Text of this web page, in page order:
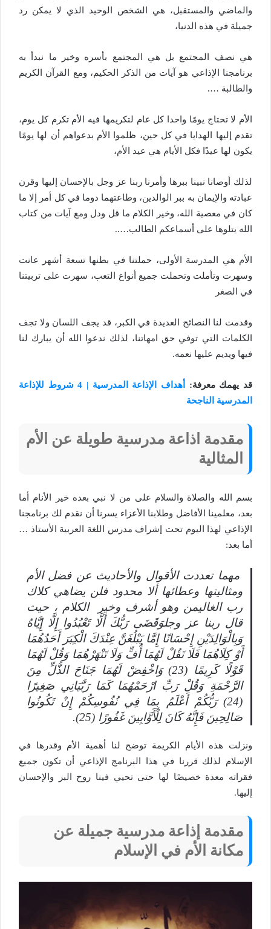
والماضي والمستقبل، هي الشخص الوحيد الذي لا يمكن رد
جميلة في هذه الدنيا،
هي نصف المجتمع بل هي المجتمع بأسره وخير ما نبدأ به
برنامجنا الإذاعي هو آيات من الذكر الحكيم، ومع القرآن الكريم
والطالبة ….
الأم لا تحتاج يومًا واحدا كل عام لتكريمها فيه الأم تكرم كل يوم،
تقدم إليها الهدايا في كل حين، ظلموا الأم بدعواهم أن لها يومًا
يكون لها عيدًا فكل الأيام هي عيد الأم،
لذلك أوصانا نبينا ببرها وأمرنا ربنا عز وجل بالإحسان إليها وقرن
عبادته والإيمان به ببر الوالدين، وطاعتهما دوما في كل أمر إلا ما
كان في معصية الله، وخير الكلام ما قل ودل ومع آيات من كتاب
الله يتلوها على أسماعكم الطالب…..
الأم هي المدرسة الأولى، حملتنا في بطنها تسعة أشهر عانت
وسهرت وتأملت وتحملت جميع أنواع التعب، سهرت على تربيتنا
في الصغر
وقدمت لنا النصائح العديدة في الكبر، قد يجف اللسان ولا تجف
الكلمات التي توفي حق امهاتنا، لذلك ندعوا الله أن يبارك لنا
فيها ويديم عليها نعمه.
قد يهمك معرفة:
أهداف الإذاعة المدرسية | 4 شروط للإذاعة
المدرسية الناجحة
مقدمة اذاعة مدرسية طويلة عن الأم
المثالية
بسم الله والصلاة والسلام على من لا نبي بعده خير الأنام أما
بعد، معلمينا الأفاضل وطلابنا الأعزاء يسرنا أن نقدم لك برنامجنا
الإذاعي لهذا اليوم تحت إشراف مدرس اللغة العربية الأستاذ …
أما بعد:
مهما تعددت الأقوال والأحاديث عن فضل الأم
ومثاليتها وعطائها ألا محدود فلن يضاهي كلاك
رب الغاليمن وهو أشرف وخير الكلام ، حيث
قال ربنا عز وجلوَقَضَى رَبُّكَ أَلَّا تَعْبُدُوا إِلَّا إِيَّاهُ
وَبِالْوَالِدَيْنِ إِحْسَانًا إِمَّا يَبْلُغَنَّ عِنْدَكَ الْكِبَرَ أَحَدُهُمَا
أَوْ كِلَاهُمَا فَلَا تَقُلْ لَهُمَا أُفٍّ وَلَا تَنْهَرْهُمَا وَقُلْ لَهُمَا
قَوْلًا كَرِيمًا (23) وَاخْفِضْ لَهُمَا جَنَاحَ الذُّلِّ مِنَ
الرَّحْمَةِ وَقُلْ رَبِّ ارْحَمْهُمَا كَمَا رَبَّيَانِي صَغِيرًا
(24) رَبُّكُمْ أَعْلَمُ بِمَا فِي نُفُوسِكُمْ إِنْ تَكُونُوا
صَالِحِينَ فَإِنَّهُ كَانَ لِلْأَوَّابِينَ غَفُورًا (25).
ونزلت هذه الأيام الكريمة توضح لنا أهمية الأم وقدرها في
الإسلام لذلك قررنا في هذا البرنامج الإذاعي أن تكون جميع
فقراته معدة خصيصًا لها حتى تحيي فينا روح البر والإحسان
إليها.
مقدمة إذاعة مدرسية جميلة عن
مكانة الأم في الإسلام